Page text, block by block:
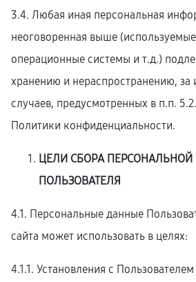
3.4. Любая иная персональная
неоговоренная выше
операционные системы и т.д.)
хранению и нераспространению,
случаев, предусмотренных в п.п.
Политики конфиденциальности.
ЦЕЛИ СБОРА
ПОЛЬЗОВАТЕЛЯ
4.1. Персональные данные
сайта может использовать в целях:
4.1.1. Установления с